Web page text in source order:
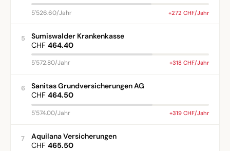
5'526.60/Jahr +272 CHF/Jahr
5
Sumiswalder Krankenkasse
CHF 464.40
5'572.80/Jahr +318 CHF/Jahr
6
Sanitas Grundversicherungen AG
CHF 464.50
5'574.00/Jahr +319 CHF/Jahr
7
Aquilana Versicherungen
CHF 465.50